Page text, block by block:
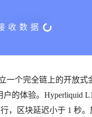
24H交易额($)
一个完全链上的开放
的体验。Hyperliquid
，区块延迟小于 1 秒